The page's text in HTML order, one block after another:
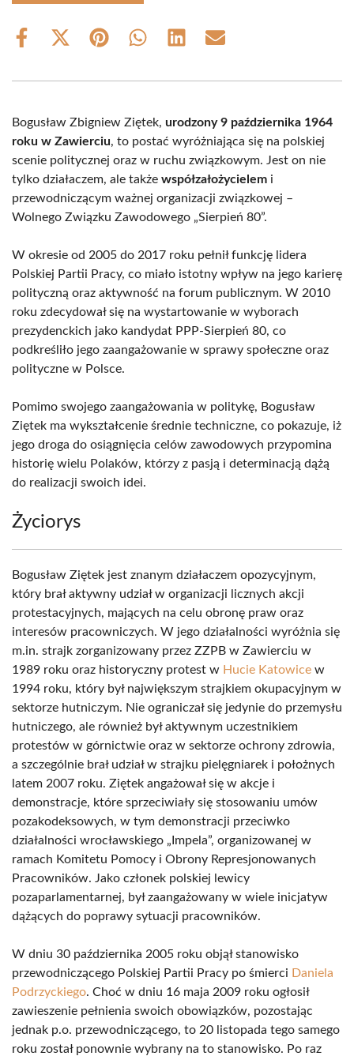
Share
Share
(Twitter)
Share Share Share Share
Bogusław Zbigniew Ziętek, urodzony 9 października 1964
roku w Zawierciu, to postać wyróżniająca się na polskiej
scenie politycznej oraz w ruchu związkowym. Jest on nie
tylko działaczem, ale także współzałożycielem i
przewodniczącym ważnej organizacji związkowej –
Wolnego Związku Zawodowego „Sierpień 80”.
W okresie od 2005 do 2017 roku pełnił funkcję lidera
Polskiej Partii Pracy, co miało istotny wpływ na jego karierę
polityczną oraz aktywność na forum publicznym. W 2010
roku zdecydował się na wystartowanie w wyborach
prezydenckich jako kandydat PPP-Sierpień 80, co
podkreśliło jego zaangażowanie w sprawy społeczne oraz
polityczne w Polsce.
Pomimo swojego zaangażowania w politykę, Bogusław
Ziętek ma wykształcenie średnie techniczne, co pokazuje, iż
jego droga do osiągnięcia celów zawodowych przypomina
historię wielu Polaków, którzy z pasją i determinacją dążą
do realizacji swoich idei.
Życiorys
Bogusław Ziętek jest znanym działaczem opozycyjnym,
który brał aktywny udział w organizacji licznych akcji
protestacyjnych, mających na celu obronę praw oraz
interesów pracowniczych. W jego działalności wyróżnia się
m.in. strajk zorganizowany przez ZZPB w Zawierciu w
1989 roku oraz historyczny protest w Hucie Katowice w
1994 roku, który był największym strajkiem okupacyjnym w
sektorze hutniczym. Nie ograniczał się jedynie do przemysłu
hutniczego, ale również był aktywnym uczestnikiem
protestów w górnictwie oraz w sektorze ochrony zdrowia,
a szczególnie brał udział w strajku pielęgniarek i położnych
latem 2007 roku. Ziętek angażował się w akcje i
demonstracje, które sprzeciwiały się stosowaniu umów
pozakodeksowych, w tym demonstracji przeciwko
działalności wrocławskiego „Impela”, organizowanej w
ramach Komitetu Pomocy i Obrony Represjonowanych
Pracowników. Jako członek polskiej lewicy
pozaparlamentarnej, był zaangażowany w wiele inicjatyw
dążących do poprawy sytuacji pracowników.
W dniu 30 października 2005 roku objął stanowisko
przewodniczącego Polskiej Partii Pracy po śmierci Daniela
Podrzyckiego. Choć w dniu 16 maja 2009 roku ogłosił
zawieszenie pełnienia swoich obowiązków, pozostając
jednak p.o. przewodniczącego, to 20 listopada tego samego
roku został ponownie wybrany na to stanowisko. Po raz